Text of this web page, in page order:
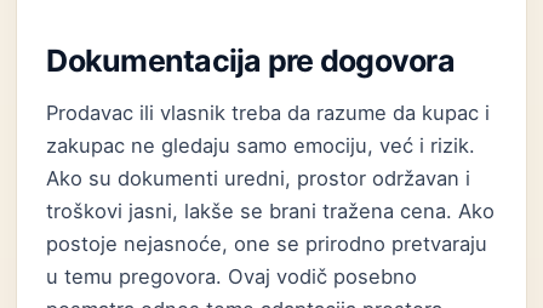
Dokumentacija pre dogovora
Prodavac ili vlasnik treba da razume da kupac i
zakupac ne gledaju samo emociju, već i rizik.
Ako su dokumenti uredni, prostor održavan i
troškovi jasni, lakše se brani tražena cena. Ako
postoje nejasnoće, one se prirodno pretvaraju
u temu pregovora. Ovaj vodič posebno